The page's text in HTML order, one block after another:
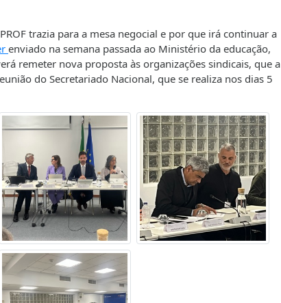
trazia para a mesa negocial e por que irá continuar a
enviado na semana passada ao Ministério da educação,
remeter nova proposta às organizações sindicais, que a
do Secretariado Nacional, que se realiza nos dias 5